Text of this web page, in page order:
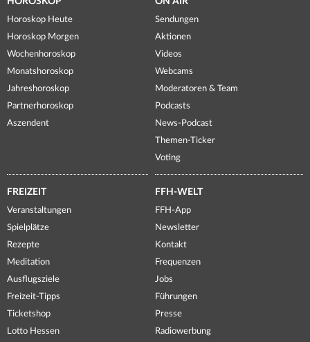
Horoskop Heute
Horoskop Morgen
Wochenhoroskop
Monatshoroskop
Jahreshoroskop
Partnerhoroskop
Aszendent
Sendungen
Aktionen
Videos
Webcams
Moderatoren & Team
Podcasts
News-Podcast
Themen-Ticker
Voting
FREIZEIT
Veranstaltungen
Spielplätze
Rezepte
Meditation
Ausflugsziele
Freizeit-Tipps
Ticketshop
Lotto Hessen
FFH-WELT
FFH-App
Newsletter
Kontakt
Frequenzen
Jobs
Führungen
Presse
Radiowerbung